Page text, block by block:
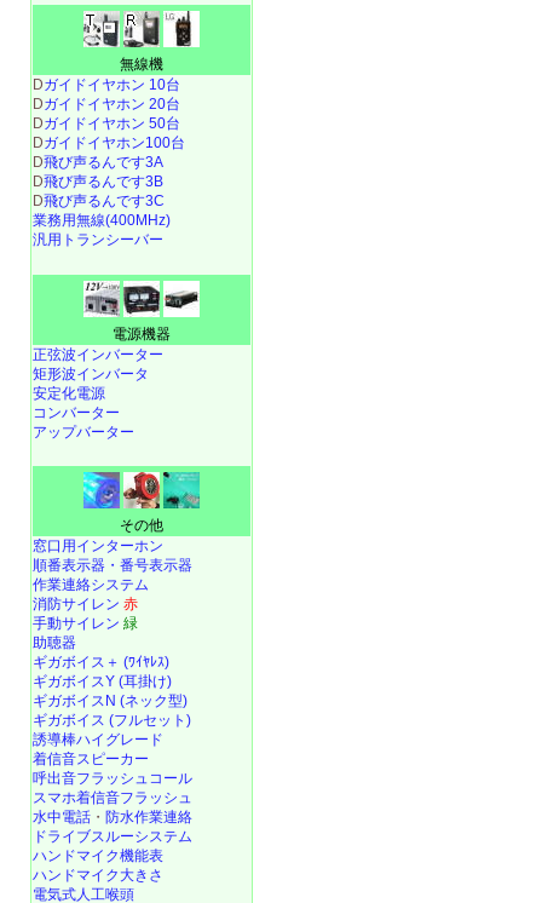
無線機
Dガイドイヤホン 10台
Dガイドイヤホン 20台
Dガイドイヤホン 50台
Dガイドイヤホン100台
D飛び声るんです3A
D飛び声るんです3B
D飛び声るんです3C
業務用無線(400MHz)
汎用トランシーバー
電源機器
正弦波インバーター
矩形波インバータ
安定化電源
コンバーター
アップバーター
その他
窓口用インターホン
順番表示器・番号表示器
作業連絡システム
消防サイレン 赤
手動サイレン 緑
助聴器
ギガボイス＋ (ﾜｲﾔﾚｽ)
ギガボイスY (耳掛け)
ギガボイスN (ネック型)
ギガボイス (フルセット)
誘導棒ハイグレード
着信音スピーカー
呼出音フラッシュコール
スマホ着信音フラッシュ
水中電話 ・ 防水作業連絡
ドライブスルーシステム
ハンドマイク機能表
ハンドマイク大きさ
電気式人工喉頭